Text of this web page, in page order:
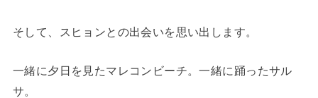
そして、スヒョンとの出会いを思い出します。
一緒に夕日を見たマレコンビーチ。一緒に踊ったサル
サ。